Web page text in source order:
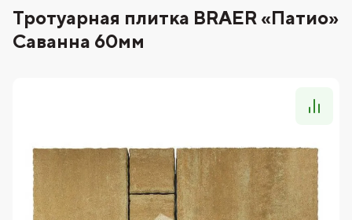
Тротуарная плитка BRAER «Патио»
Саванна 60мм